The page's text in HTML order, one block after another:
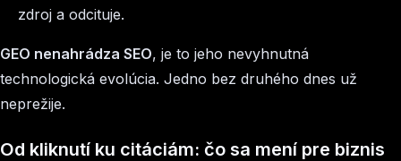
zdroj a odcituje.
GEO nenahrádza SEO, je to jeho nevyhnutná
technologická evolúcia. Jedno bez druhého dnes už
neprežije.
Od kliknutí ku citáciám: čo sa mení pre biznis